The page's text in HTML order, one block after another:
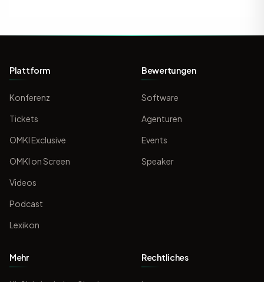
Plattform
Konferenz
Tickets
OMKI Exclusive
OMKI on Screen
Videos
Podcast
Lexikon
Bewertungen
Software
Agenturen
Events
Speaker
Mehr Rechtliches